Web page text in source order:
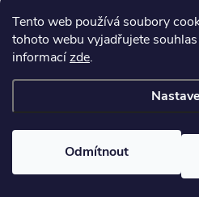
Tento web používá soubory
tohoto webu vyjadřujete
informacízde.
Odmítnout
Z
á
p
a
koupelny-sanita.cz
eshopsanita.cz.